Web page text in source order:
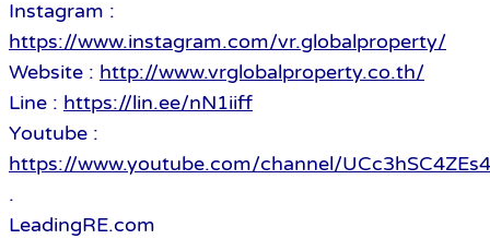
Instagram :
https://www.instagram.com/vr.globalproperty/
Website : http://www.vrglobalproperty.co.th/
Line : https://lin.ee/nN1iiff
Youtube :
https://www.youtube.com/channel/
.
LeadingRE.com